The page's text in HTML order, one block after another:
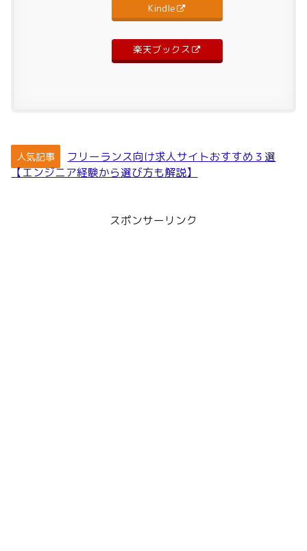
Kindle
楽天ブックス
人気記事
フリーランス向け求人サイトおすすめ３選
【エンジニア経験から選び方も解説】
スポンサーリンク